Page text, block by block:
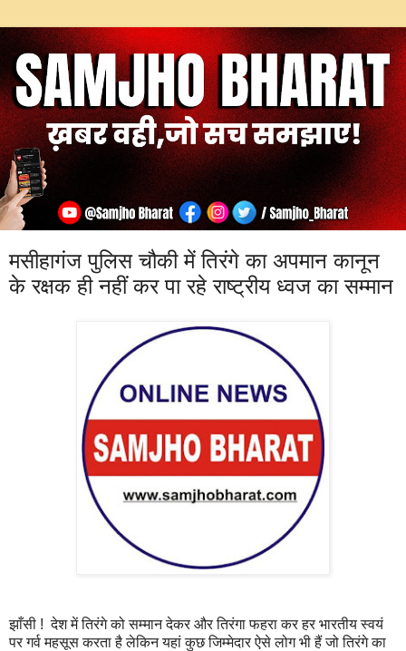
मसीहागंज पुलिस चौकी में तिरंगे का अपमान कानून
के रक्षक ही नहीं कर पा रहे राष्ट्रीय ध्वज का सम्मान
झाँसी ! देश में तिरंगे को सम्मान देकर और तिरंगा फहरा कर हर भारतीय स्वयं
पर गर्व महसूस करता है लेकिन यहां कुछ जिम्मेदार ऐसे लोग भी हैं जो तिरंगे का